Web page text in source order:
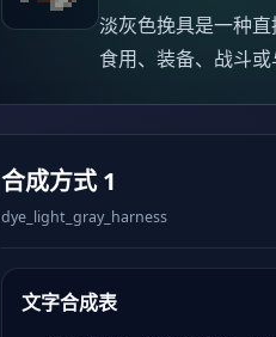
淡灰色挽具是一种
食用、装备、战斗或
合成方式 1
dye_light_gray_harness
文字合成表